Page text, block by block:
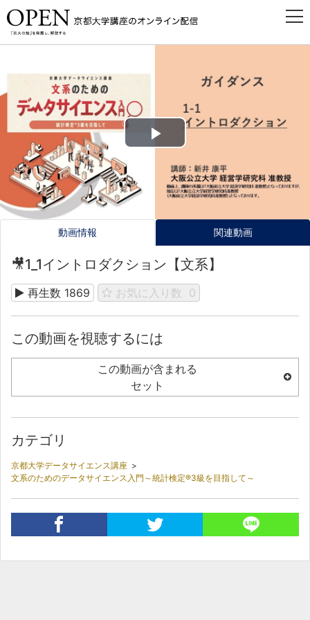
Play
Video
動画情報 関連動画
🎥1_1イントロダクション【文系】
再生数 1869 お気に入り数 0
この動画を視聴するには
この動画が含まれる
セット
カテゴリ
京都大学データサイエンス講座 >
文系のためのデータサイエンス入門～統計検定®3級を目指して～